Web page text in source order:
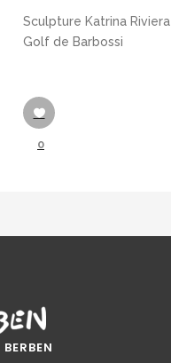
Sculpture Katrina Riviera
Golf de Barbossi
0